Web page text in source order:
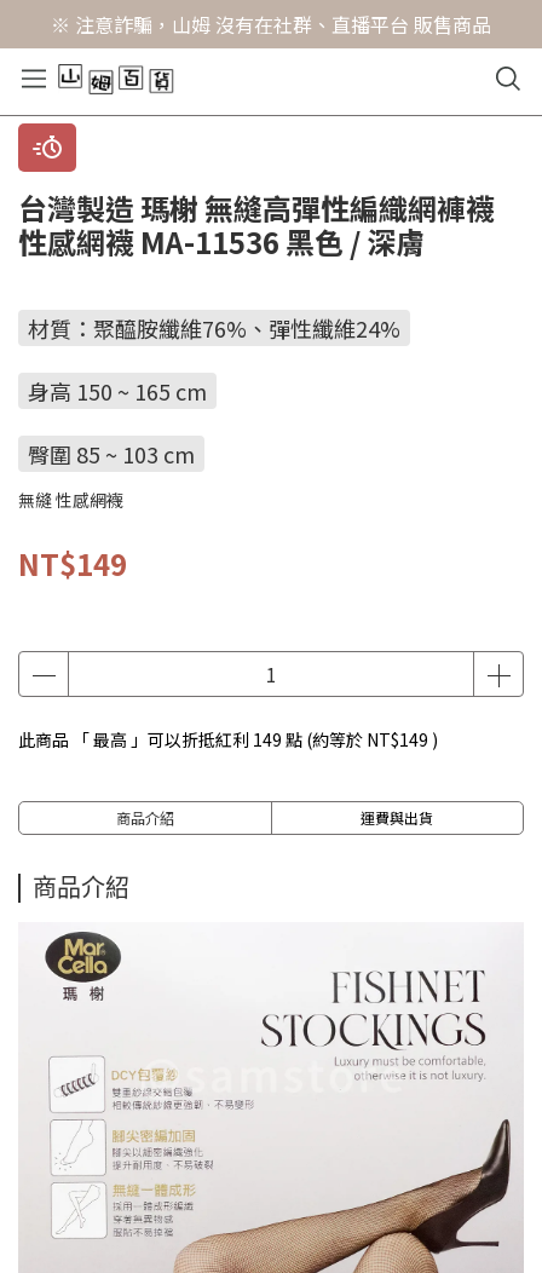
※ 注意詐騙，山姆 沒有在社群、直播平台 販售商品
台灣製造 瑪榭 無縫高彈性編織網褲襪
性感網襪 MA-11536 黑色 / 深膚
材質：聚醯胺纖維76%、彈性纖維24%
身高 150 ~ 165 cm
臀圍 85 ~ 103 cm
無縫 性感網襪
NT$149
此商品 「 最高 」可以折抵紅利 149 點 (約等於 NT$149 )
商品介紹 運費與出貨
商品介紹